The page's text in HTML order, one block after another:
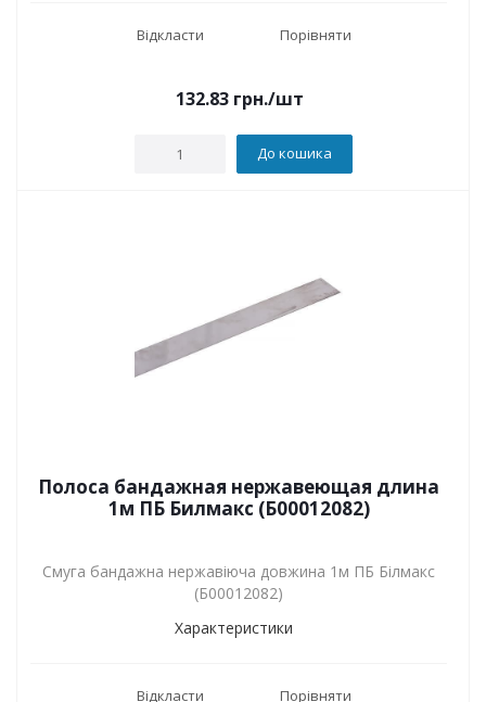
Відкласти Порівняти
132.83грн./шт
До кошика
Полоса бандажная нержавеющая длина
1м ПБ Билмакс (Б00012082)
Смуга бандажна нержавіюча довжина 1м ПБ Білмакс
(Б00012082)
Характеристики
Відкласти Порівняти